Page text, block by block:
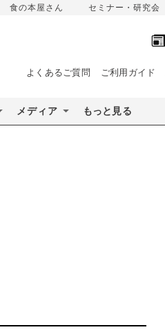
食の本屋さん セミナー・研究会
よくあるご質問 ご利用ガイド
メディア もっと見る